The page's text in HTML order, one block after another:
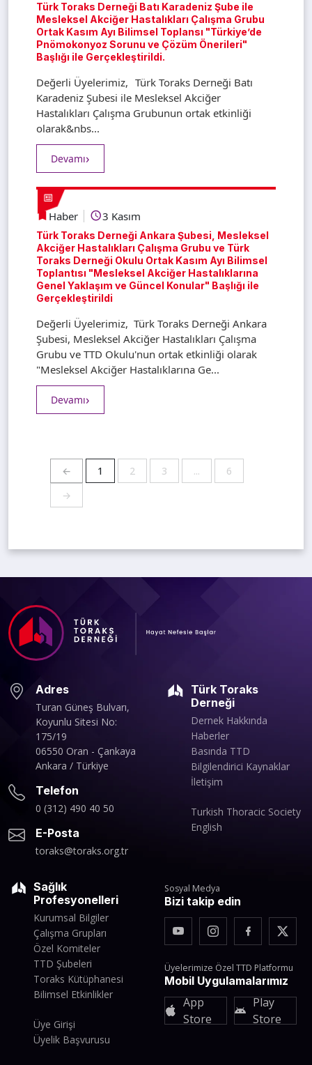
Türk Toraks Derneği Batı Karadeniz Şube ile
Mesleksel Akciğer Hastalıkları Çalışma Grubu
Ortak Kasım Ayı Bilimsel Toplansı "Türkiye’de
Pnömokonyoz Sorunu ve Çözüm Önerileri"
Başlığı ile Gerçekleştirildi.
Değerli Üyelerimiz, Türk Toraks Derneği Batı
Karadeniz Şubesi ile Mesleksel Akciğer
Hastalıkları Çalışma Grubunun ortak etkinliği
olarak&nbs...
Devamı
Haber 3 Kasım
Türk Toraks Derneği Ankara Şubesi, Mesleksel
Akciğer Hastalıkları Çalışma Grubu ve Türk
Toraks Derneği Okulu Ortak Kasım Ayı Bilimsel
Toplantısı "Mesleksel Akciğer Hastalıklarına
Genel Yaklaşım ve Güncel Konular" Başlığı ile
Gerçekleştirildi
Değerli Üyelerimiz, Türk Toraks Derneği Ankara
Şubesi, Mesleksel Akciğer Hastalıkları Çalışma
Grubu ve TTD Okulu'nun ortak etkinliği olarak
"Mesleksel Akciğer Hastalıklarına Ge...
Devamı
← 1 2 3 ...
6
→
Adres
Turan Güneş Bulvarı,
Koyunlu Sitesi No:
175/19
06550 Oran - Çankaya
Ankara / Türkiye
Telefon
0 (312) 490 40 50
E-Posta
toraks@toraks.org.tr
Türk Toraks
Derneği
Dernek Hakkında
Haberler
Basında TTD
Bilgilendirici Kaynaklar
İletişim
Turkish Thoracic Society
English
Sağlık
Profesyonelleri
Kurumsal Bilgiler
Çalışma Grupları
Özel Komiteler
TTD Şubeleri
Toraks Kütüphanesi
Bilimsel Etkinlikler
Üye Girişi
Üyelik Başvurusu
Sosyal Medya
Bizi takip edin
Üyelerimize Özel TTD Platformu
Mobil Uygulamalarımız
App
Store
Play
Store